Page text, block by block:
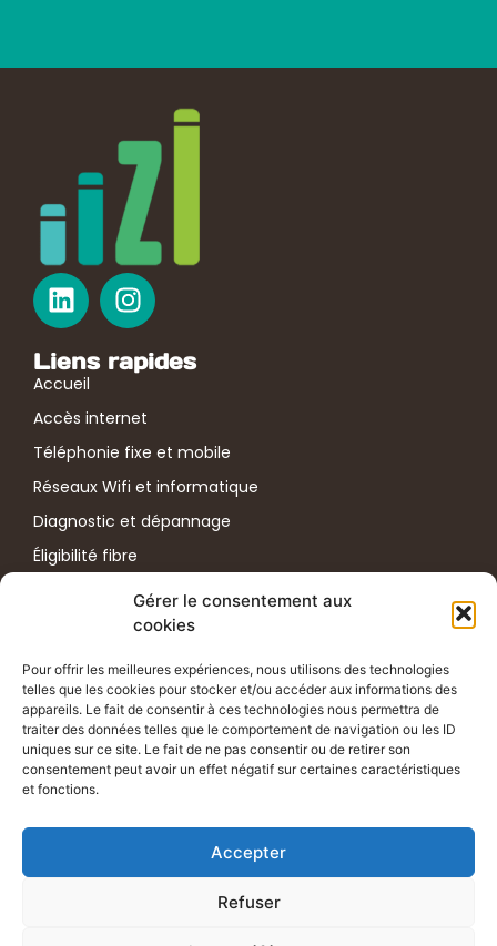
Gérer le consentement aux
cookies
Pour offrir les meilleures expériences, nous utilisons des technologies
telles que les cookies pour stocker et/ou accéder aux informations des
appareils. Le fait de consentir à ces technologies nous permettra de
traiter des données telles que le comportement de navigation ou les ID
uniques sur ce site. Le fait de ne pas consentir ou de retirer son
consentement peut avoir un effet négatif sur certaines caractéristiques
et fonctions.
Accepter
Refuser
Liens rapides
Accueil
Accès internet
Téléphonie fixe et mobile
Réseaux Wifi et informatique
Diagnostic et dépannage
Éligibilité fibre
Test de débit internet
Plus d'informations
ADRESSE
33 Rue des Déportés du 11 Novembre 1943
38100 Grenoble
TÉLÉPHONE
06 52 12 07 14